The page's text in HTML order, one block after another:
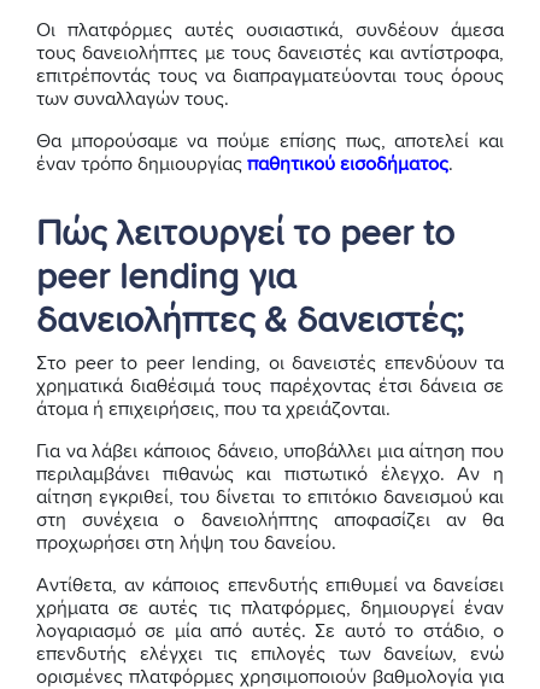
Οι πλατφόρμες αυτές ουσιαστικά, συνδέουν άμεσα
τους δανειολήπτες με τους δανειστές και αντίστροφα,
επιτρέποντάς τους να διαπραγματεύονται τους όρους
των συναλλαγών τους.
Θα μπορούσαμε να πούμε επίσης πως, αποτελεί και
έναν τρόπο δημιουργίας παθητικού εισοδήματος.
Πώς λειτουργεί το peer to
peer lending για
δανειολήπτες & δανειστές;
Στο peer to peer lending, οι δανειστές επενδύουν τα
χρηματικά διαθέσιμά τους παρέχοντας έτσι δάνεια σε
άτομα ή επιχειρήσεις, που τα χρειάζονται.
Για να λάβει κάποιος δάνειο, υποβάλλει μια αίτηση που
περιλαμβάνει πιθανώς και πιστωτικό έλεγχο. Αν η
αίτηση εγκριθεί, του δίνεται το επιτόκιο δανεισμού και
στη συνέχεια ο δανειολήπτης αποφασίζει αν θα
προχωρήσει στη λήψη του δανείου.
Αντίθετα, αν κάποιος επενδυτής επιθυμεί να δανείσει
χρήματα σε αυτές τις πλατφόρμες, δημιουργεί έναν
λογαριασμό σε μία από αυτές. Σε αυτό το στάδιο, ο
επενδυτής ελέγχει τις επιλογές των δανείων, ενώ
ορισμένες πλατφόρμες χρησιμοποιούν βαθμολογία για